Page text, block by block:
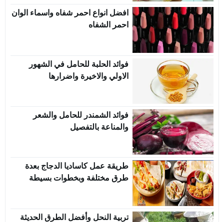
افضل انواع احمر شفاه واسماء الوان
احمر الشفاه
فوائد الحلبة للحامل في الشهور
الاولي والاخيرة واضرارها
فوائد الشمندر للحامل والشعر
والمناعة بالتفصيل
طريقة عمل كاساديا الدجاج بعدة
طرق مختلفة وبخطوات بسيطة
تربية النحل وأفضل الطرق الحديثة